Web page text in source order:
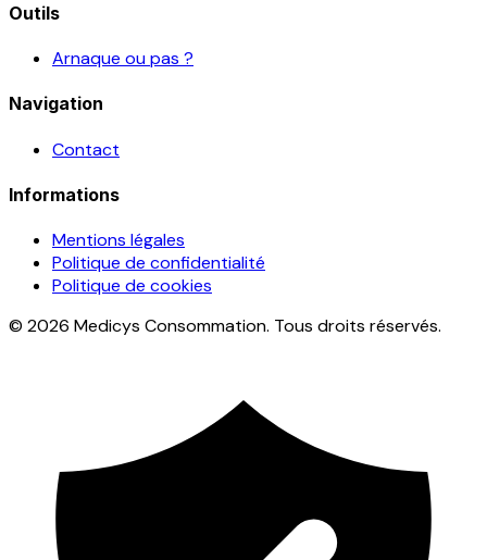
Outils
Arnaque ou pas ?
Navigation
Contact
Informations
Mentions légales
Politique de confidentialité
Politique de cookies
© 2026 Medicys Consommation. Tous droits réservés.